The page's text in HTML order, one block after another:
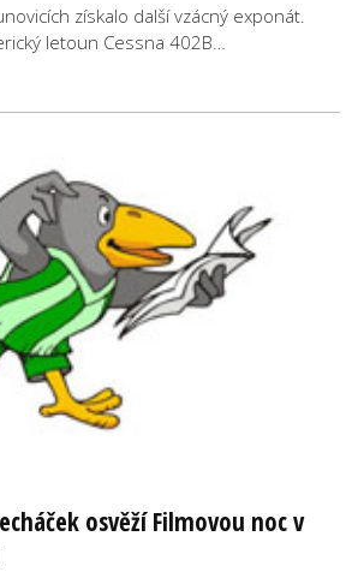
získalo další vzácný exponát.
letoun Cessna 402B…
osvěží Filmovou noc v